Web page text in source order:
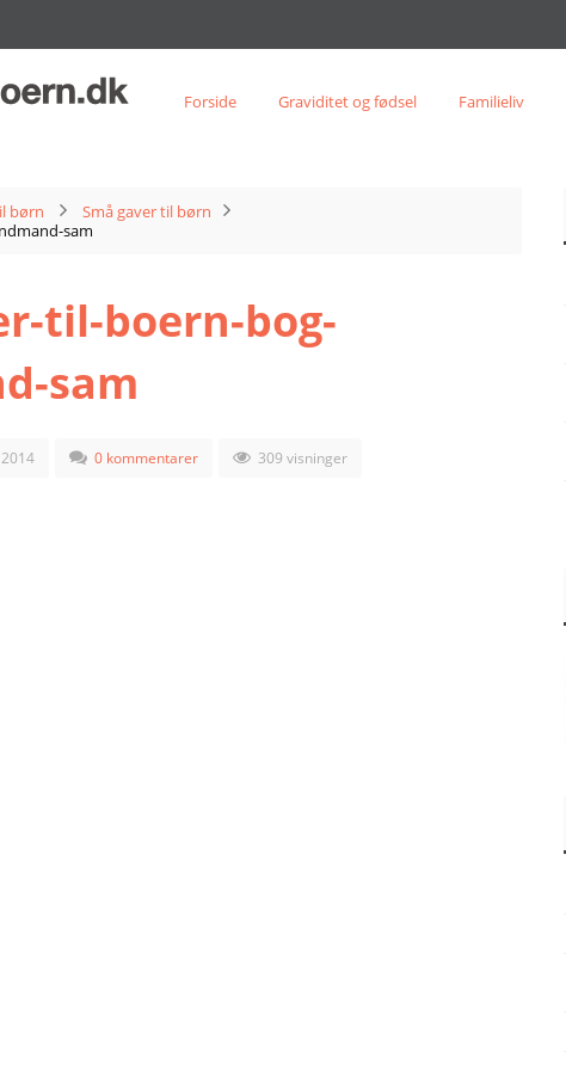
Forside Graviditet og fødsel Familieliv
børn
Små gaver til børn
sam
til-boern-bog-
sam
0 kommentarer 309 visninger